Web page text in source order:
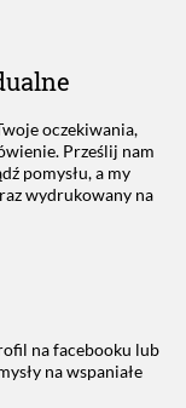
oczekiwania,
Prześlij nam
pomysłu, a my
wydrukowany na
na facebooku lub
na wspaniałe